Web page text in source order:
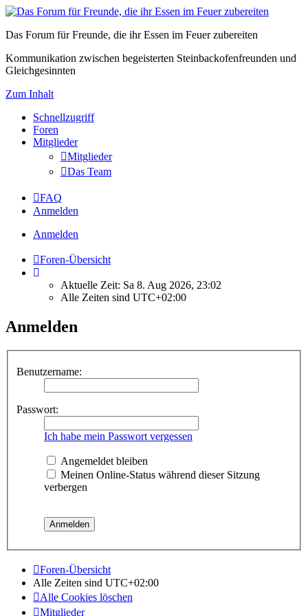
Das Forum für Freunde, die ihr Essen im Feuer zubereiten
Kommunikation zwischen begeisterten Steinbackofenfreunden und
Gleichgesinnten
Zum Inhalt
Schnellzugriff
Foren
Mitglieder
Mitglieder
Das Team
FAQ
Anmelden
Anmelden
Foren-Übersicht
Aktuelle Zeit: Sa 8. Aug 2026, 23:02
Alle Zeiten sind UTC+02:00
Anmelden
Benutzername:
Passwort:
Ich habe mein Passwort vergessen
Angemeldet bleiben
Meinen Online-Status während dieser Sitzung
verbergen
Foren-Übersicht
Alle Zeiten sind UTC+02:00
Alle Cookies löschen
Mitglieder